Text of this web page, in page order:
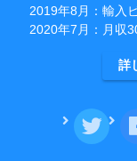
2019年8月：輸入
2020年7月：月収
詳